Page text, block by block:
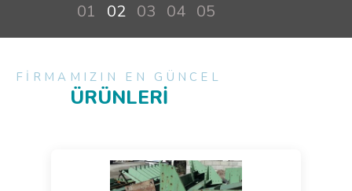
01 02 03 04 05
FİRMAMIZIN EN GÜNCEL
ÜRÜNLERİ